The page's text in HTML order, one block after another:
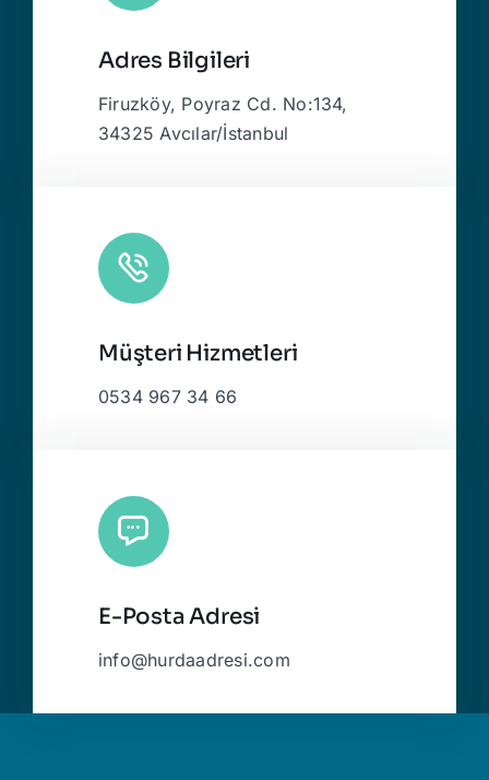
Adres Bilgileri
Firuzköy, Poyraz Cd. No:134,
34325 Avcılar/İstanbul
Müşteri Hizmetleri
0534 967 34 66
E-Posta Adresi
info@hurdaadresi.com